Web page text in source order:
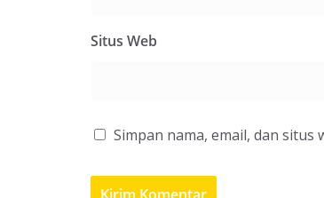
Situs Web
Simpan nama, email, dan